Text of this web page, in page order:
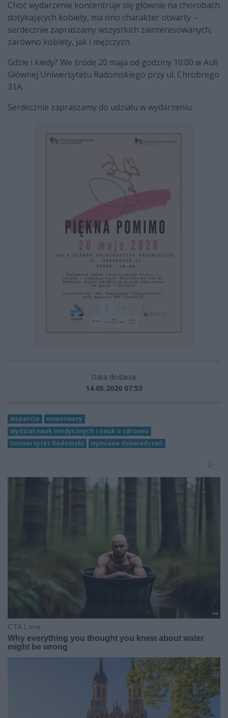
Choć wydarzenie koncentruje się głównie na chorobach
dotykających kobiety, ma ono charakter otwarty –
serdecznie zapraszamy wszystkich zainteresowanych,
zarówno kobiety, jak i mężczyzn.
Gdzie i kiedy? We środę 20 maja od godziny 10:00 w Auli
Głównej Uniwersytetu Radomskiego przy ul. Chrobrego
31A.
Serdecznie zapraszamy do udziału w wydarzeniu.
Data dodania:
14.05.2026 07:53
wsparcie
nowotwory
wydział nauk medycznych i nauk o zdrowiu
Uniwersytet Radomski
wymiana doświadczeń